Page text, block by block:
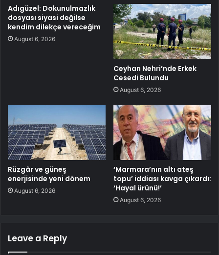
Adıgüzel: Dokunulmazlık
dosyası siyasi değilse
kendim dilekçe vereceğim
August 6, 2026
Ceyhan Nehri’nde Erkek
Cesedi Bulundu
August 6, 2026
Rüzgâr ve güneş
enerjisinde yeni dönem
August 6, 2026
‘Marmara’nın altı ateş
topu’ iddiası kavga çıkardı:
‘Hayal ürünü!’
August 6, 2026
Leave a Reply